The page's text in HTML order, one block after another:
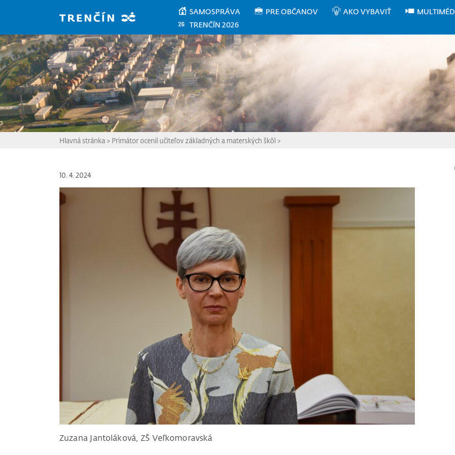
SAMOSPRÁVA PRE OBČANOV AKO VYBAVIŤ
TRENČÍN 2026
Hlavná stránka > Primátor ocenil učiteľov základných a materských škôl >
10. 4. 2024
Zuzana Jantoláková, ZŠ Veľkomoravská